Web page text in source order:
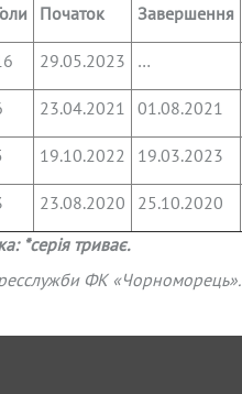
Початок Завершення
29.05.2023 …
23.04.2021 01.08.2021
19.10.2022 19.03.2023
23.08.2020 25.10.2020
*серія триває.
ФК «Чорноморець».